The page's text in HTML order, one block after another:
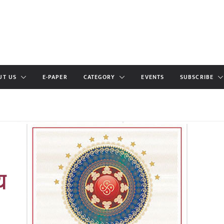
US E-PAPER CATEGORY EVENTS SUBSCRIBE